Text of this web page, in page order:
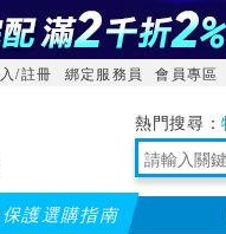
/註冊 綁定服務員 會員專區
境量測 明
保護選購指南【PX大通】全